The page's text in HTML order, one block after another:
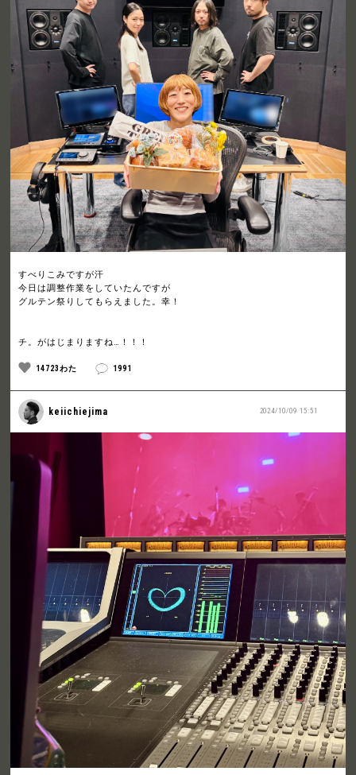
すべりこみですが汗
今日は調整作業をしていたんですが
グルテン祭りしてもらえました。幸！
チ。がはじまりますね…！！！
14723わた 1991
2024/10/09 15:51
keiichiejima